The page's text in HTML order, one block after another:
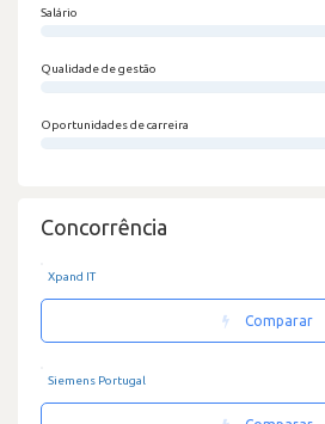
Salário
Qualidade de gestão
Oportunidades de carreira
Concorrência
Xpand IT
Comparar
Siemens Portugal